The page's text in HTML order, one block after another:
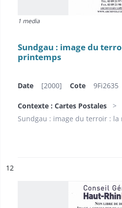
1 media
Sundgau : image du
printemps
Date [2000] Cote 9Fi2635
Contexte : Cartes Postales
Sundgau : image du terroir :
n°
12